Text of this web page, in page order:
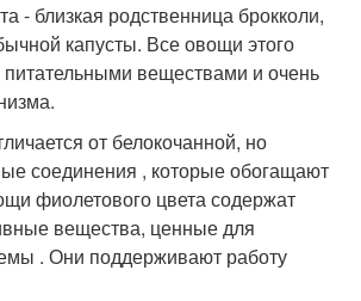
- близкая родственница брокколи,
капусты. Все овощи этого
веществами и очень
от белокочанной, но
соединения , которые обогащают
фиолетового цвета содержат
вещества, ценные для
. Они поддерживают работу